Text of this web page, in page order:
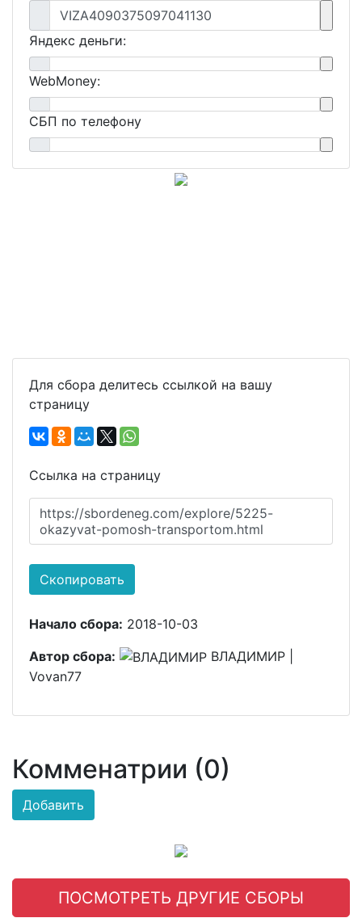
VIZA4090375097041130
Яндекс деньги:
WebMoney:
СБП по телефону
Для сбора делитесь ссылкой на вашу
страницу
Ссылка на страницу
https://sbordeneg.com/explore/5225-
okazyvat-pomosh-transportom.html
Скопировать
Начало сбора: 2018-10-03
Автор сбора:
ВЛАДИМИР |
Vovan77
Комменатрии (0)
Добавить
ПОСМОТРЕТЬ ДРУГИЕ СБОРЫ